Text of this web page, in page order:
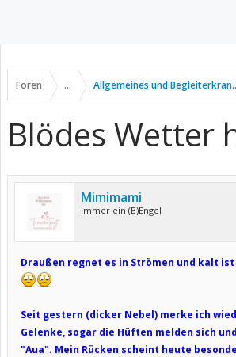
Foren ... Allgemeines und
Blödes Wetter
Mimimami
Immer ein (B)Engel
Draußen regnet es in Strömen und kalt ist
Seit gestern (dicker Nebel) merke ich
Gelenke, sogar die Hüften melden sich
"Aua". Mein Rücken scheint heute